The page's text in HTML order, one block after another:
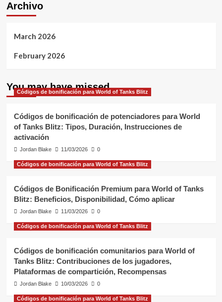
Archivo
March 2026
February 2026
You may have missed
Códigos de bonificación para World of Tanks Blitz
Códigos de bonificación de potenciadores para World
of Tanks Blitz: Tipos, Duración, Instrucciones de
activación
Jordan Blake 11/03/2026 0
Códigos de bonificación para World of Tanks Blitz
Códigos de Bonificación Premium para World of Tanks
Blitz: Beneficios, Disponibilidad, Cómo aplicar
Jordan Blake 11/03/2026 0
Códigos de bonificación para World of Tanks Blitz
Códigos de bonificación comunitarios para World of
Tanks Blitz: Contribuciones de los jugadores,
Plataformas de compartición, Recompensas
Jordan Blake 10/03/2026 0
Códigos de bonificación para World of Tanks Blitz